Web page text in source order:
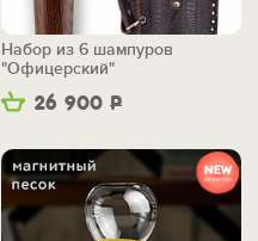
26 900 Р
Набор из 6 шампуров
"Офицерский"